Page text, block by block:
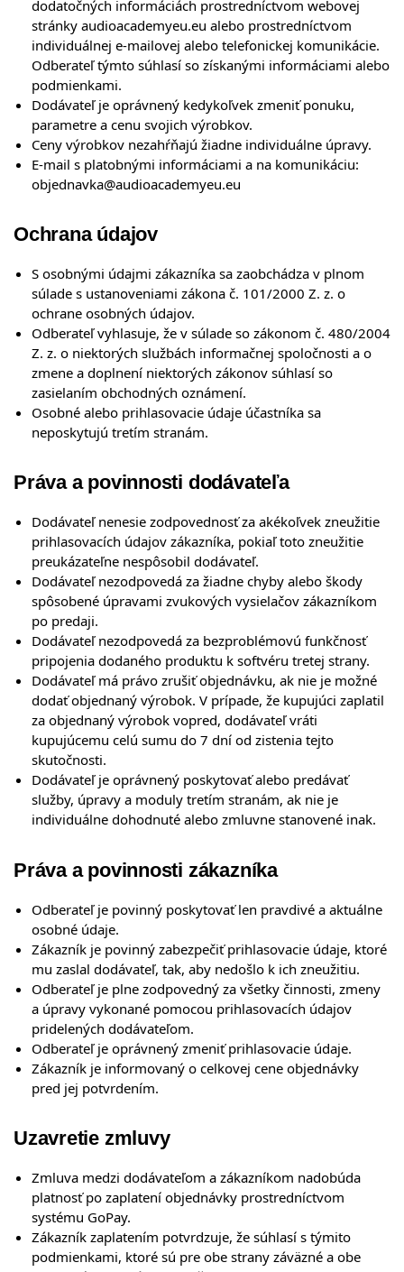
dodatočných informáciách prostredníctvom webovej
stránky audioacademyeu.eu alebo prostredníctvom
individuálnej e-mailovej alebo telefonickej komunikácie.
Odberateľ týmto súhlasí so získanými informáciami alebo
podmienkami.
Dodávateľ je oprávnený kedykoľvek zmeniť ponuku,
parametre a cenu svojich výrobkov.
Ceny výrobkov nezahŕňajú žiadne individuálne úpravy.
E-mail s platobnými informáciami a na komunikáciu:
objednavka@audioacademyeu.eu
Ochrana údajov
S osobnými údajmi zákazníka sa zaobchádza v plnom
súlade s ustanoveniami zákona č. 101/2000 Z. z. o
ochrane osobných údajov.
Odberateľ vyhlasuje, že v súlade so zákonom č. 480/2004
Z. z. o niektorých službách informačnej spoločnosti a o
zmene a doplnení niektorých zákonov súhlasí so
zasielaním obchodných oznámení.
Osobné alebo prihlasovacie údaje účastníka sa
neposkytujú tretím stranám.
Práva a povinnosti dodávateľa
Dodávateľ nenesie zodpovednosť za akékoľvek zneužitie
prihlasovacích údajov zákazníka, pokiaľ toto zneužitie
preukázateľne nespôsobil dodávateľ.
Dodávateľ nezodpovedá za žiadne chyby alebo škody
spôsobené úpravami zvukových vysielačov zákazníkom
po predaji.
Dodávateľ nezodpovedá za bezproblémovú funkčnosť
pripojenia dodaného produktu k softvéru tretej strany.
Dodávateľ má právo zrušiť objednávku, ak nie je možné
dodať objednaný výrobok. V prípade, že kupujúci zaplatil
za objednaný výrobok vopred, dodávateľ vráti
kupujúcemu celú sumu do 7 dní od zistenia tejto
skutočnosti.
Dodávateľ je oprávnený poskytovať alebo predávať
služby, úpravy a moduly tretím stranám, ak nie je
individuálne dohodnuté alebo zmluvne stanovené inak.
Práva a povinnosti zákazníka
Odberateľ je povinný poskytovať len pravdivé a aktuálne
osobné údaje.
Zákazník je povinný zabezpečiť prihlasovacie údaje, ktoré
mu zaslal dodávateľ, tak, aby nedošlo k ich zneužitiu.
Odberateľ je plne zodpovedný za všetky činnosti, zmeny
a úpravy vykonané pomocou prihlasovacích údajov
pridelených dodávateľom.
Odberateľ je oprávnený zmeniť prihlasovacie údaje.
Zákazník je informovaný o celkovej cene objednávky
pred jej potvrdením.
Uzavretie zmluvy
Zmluva medzi dodávateľom a zákazníkom nadobúda
platnosť po zaplatení objednávky prostredníctvom
systému GoPay.
Zákazník zaplatením potvrdzuje, že súhlasí s týmito
podmienkami, ktoré sú pre obe strany záväzné a obe